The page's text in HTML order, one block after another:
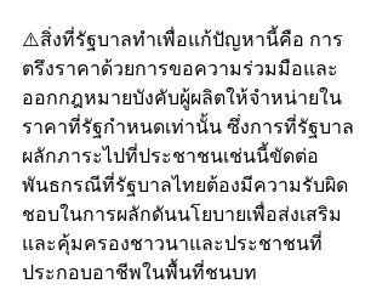
⚠️สิ่งที่รัฐบาลทำเพื่อแก้ปัญหานี้คือ การ
ตรึงราคาด้วยการขอความร่วมมือและ
ออกกฎหมายบังคับผู้ผลิตให้จำหน่ายใน
ราคาที่รัฐกำหนดเท่านั้น ซึ่งการที่รัฐบาล
ผลักภาระไปที่ประชาชนเช่นนี้ขัดต่อ
พันธกรณีที่รัฐบาลไทยต้องมีความรับผิด
ชอบในการผลักดันนโยบายเพื่อส่งเสริม
และคุ้มครองชาวนาและประชาชนที่
ประกอบอาชีพในพื้นที่ชนบท